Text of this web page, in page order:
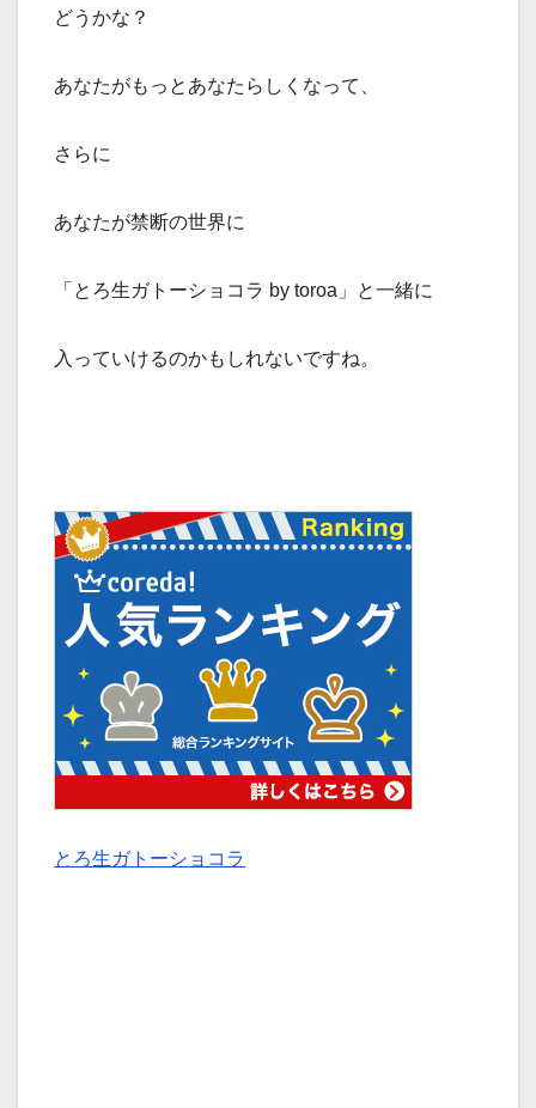
どうかな？
あなたがもっとあなたらしくなって、
さらに
あなたが禁断の世界に
「とろ生ガトーショコラ by toroa」と一緒に
入っていけるのかもしれないですね。
とろ生ガトーショコラ